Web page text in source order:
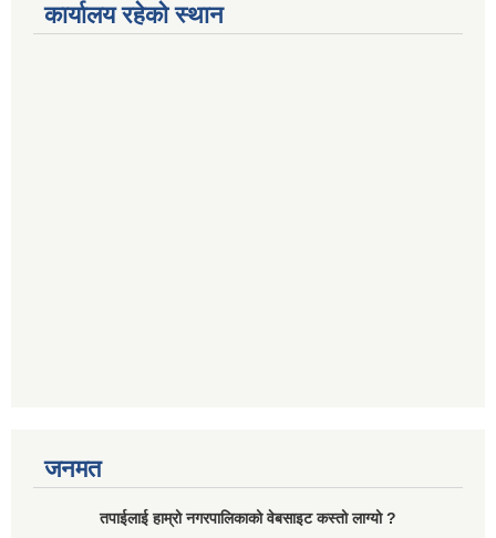
कार्यालय रहेको स्थान
जनमत
तपाईलाई हाम्रो नगरपालिकाको वेबसाइट कस्तो लाग्यो ?